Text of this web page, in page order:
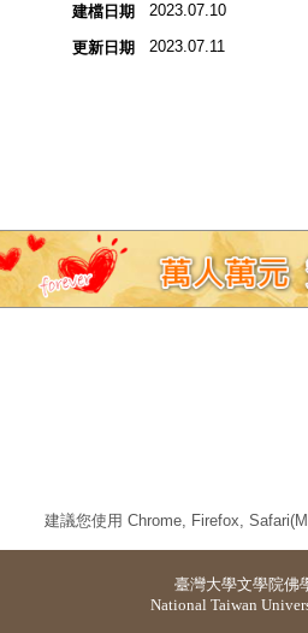
建檔日期 2023.07.10
更新日期 2023.07.11
建議您使用 Chrome, Firefox,
臺灣大學文學院佛
National Taiwan